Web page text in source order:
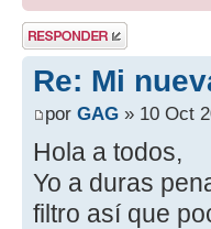
Publicar una
respuesta
Re: Mi
por GAG » 10 Oct
Hola a todos,
Yo a duras
filtro así que